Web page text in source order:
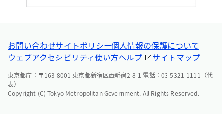
お問い合わせサイトポリシー個人情報の保護について
ウェブアクセシビリティ使い方ヘルプ サイトマップ
東京都庁：〒163-8001 東京都新宿区西新宿2-8-1 電話：03-5321-1111（代
表）
Copyright (C) Tokyo Metropolitan Government. All Rights Reserved.